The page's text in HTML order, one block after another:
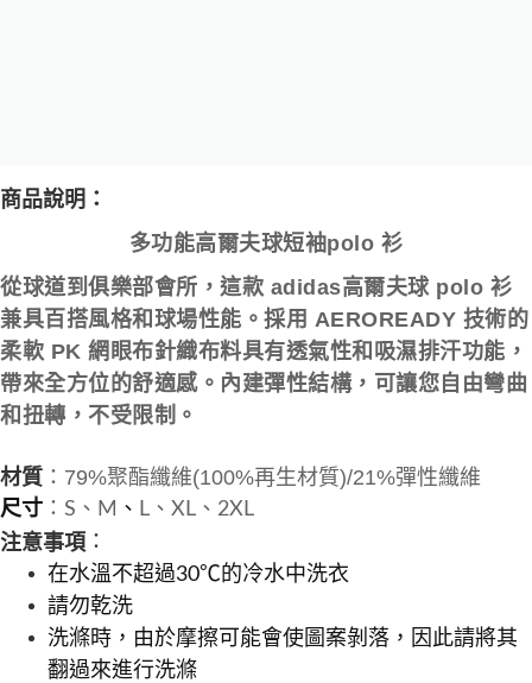
商品說明：
多功能高爾夫球短袖polo 衫
從球道到俱樂部會所，這款 adidas高爾夫球 polo 衫
兼具百搭風格和球場性能。採用 AEROREADY 技術的
柔軟 PK 網眼布針織布料具有透氣性和吸濕排汗功能，
帶來全方位的舒適感。內建彈性結構，可讓您自由彎曲
和扭轉，不受限制。
材質 ：79%聚酯纖維(100%再生材質)/21%彈性纖維
尺寸 ：S、 M 、 L、XL 、2XL
注意事項 ：
在水溫不超過30℃的冷水中洗衣
請勿乾洗
洗滌時，由於摩擦可能會使圖案剝落，因此請將其
翻過來進行洗滌